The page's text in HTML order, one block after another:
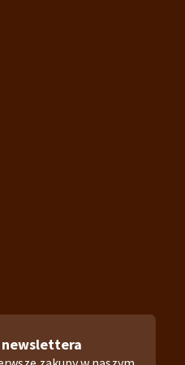
newslettera
i dorosłych
przez Pijalnie Czekolady Sp. z o. o. w
mojego adresu e-mail zgodnie